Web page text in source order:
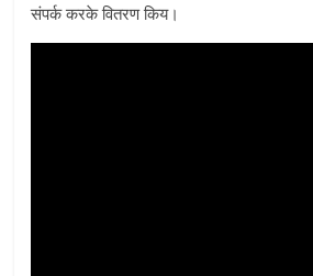
संपर्क करके वितरण किय।